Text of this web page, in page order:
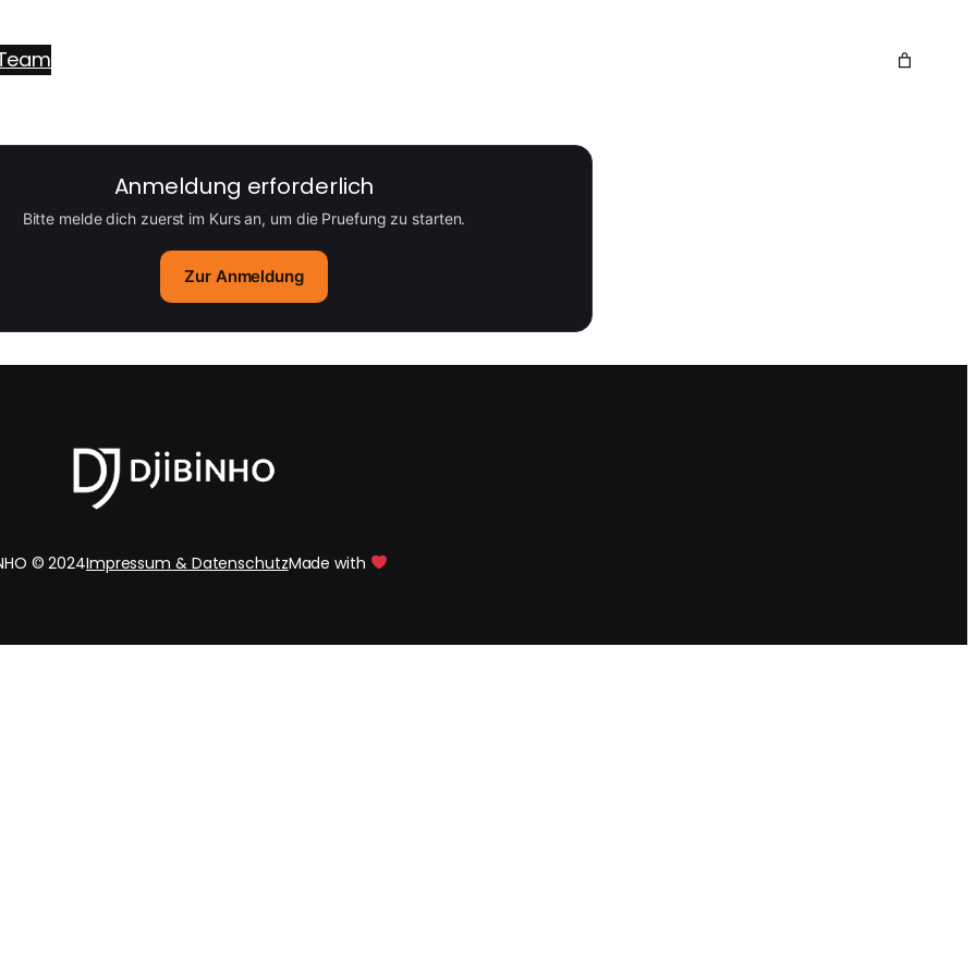
Anmeldung erforderlich
Bitte melde dich zuerst im Kurs an, um die Pruefung zu starten.
Zur Anmeldung
© 2024Impressum & DatenschutzMade with